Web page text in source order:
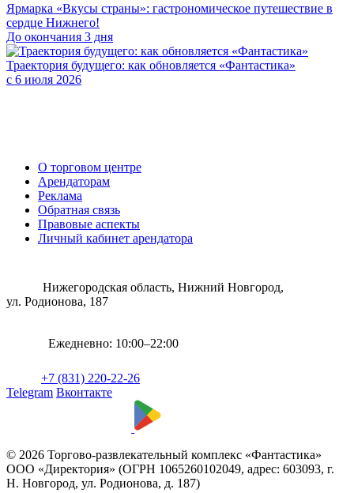
Ярмарка «Вкусы страны»: гастрономическое путешествие в
сердце Нижнего!
До окончания 3 дня
Траектория будущего: как обновляется «Фантастика»
с 6 июля 2026
О торговом центре
Арендаторам
Реклама
Обратная связь
Правовые аспекты
Личный кабинет арендатора
Нижегородская область, Нижний Новгород,
ул. Родионова, 187
Ежедневно: 10:00–22:00
+7 (831) 220-22-26
Telegram Вконтакте
© 2026 Торгово-развлекательный комплекс «Фантастика»
ООО «Директория» (ОГРН 1065260102049, адрес: 603093, г.
Н. Новгород, ул. Родионова, д. 187)